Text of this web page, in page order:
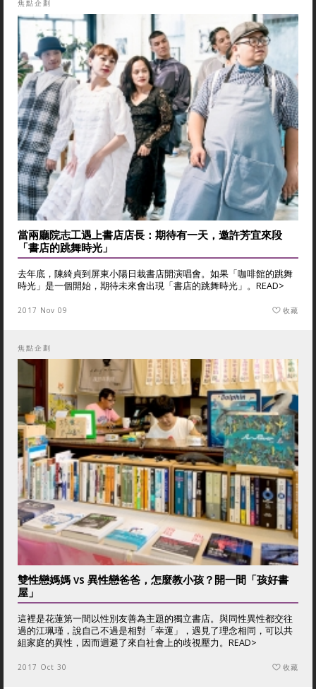
焦點企劃
當兩廳院志工遇上書店店長：期待有一天，邀許芳宜來段
「書店的跳舞時光」
去年底，陳綺貞到屏東小陽日栽書店開演唱會。如果「咖啡館的跳舞
時光」是一個開始，期待未來會出現「書店的跳舞時光」。 READ>
2017 Nov 09 收藏
焦點企劃
雙性戀媽媽 vs 異性戀爸爸，怎麼教小孩？開一間「孩好書
屋」
這裡是花蓮第一間以性別友善為主題的獨立書店。與同性異性都交往
過的江珮瑾，說自己不過是相對「幸運」，遇見了理念相同，可以共
組家庭的異性，因而迴避了來自社會上的歧視壓力。 READ>
2017 Oct 30 收藏